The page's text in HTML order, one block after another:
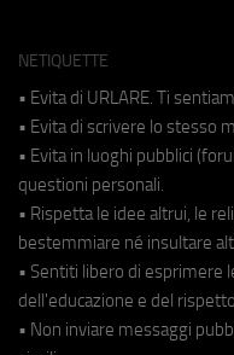
NETIQUETTE
• Evita di URLARE. Ti
• Evita di scrivere lo stesso
• Evita in luoghi pubblici
questioni personali.
• Rispetta le idee altrui, le
bestemmiare né insultare
• Sentiti libero di esprimere
dell'educazione e del
• Non inviare messaggi